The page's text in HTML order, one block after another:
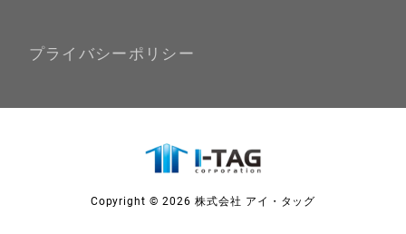
プライバシーポリシー
Copyright © 2026 株式会社 アイ・タッグ